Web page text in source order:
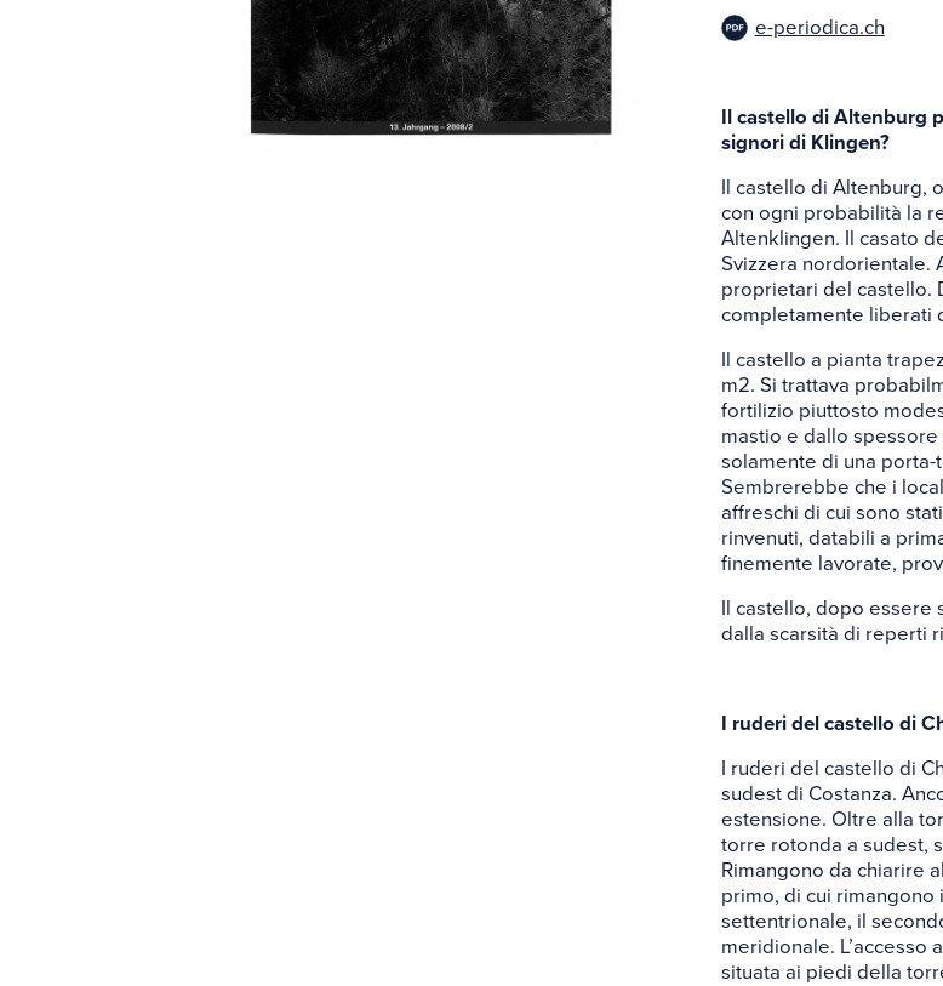
e-periodica.ch
Il castello di Altenburg
signori di Klingen?
Il castello di Altenburg,
con ogni probabilità la
Altenklingen. Il casato
Svizzera nordorientale.
proprietari del castello.
completamente liberati
Il castello a pianta
m2. Si trattava
fortilizio piuttosto
mastio e dallo
solamente di una
Sembrerebbe che i
affreschi di cui sono
rinvenuti, databili a
finemente lavorate,
Il castello, dopo essere
dalla scarsità di reperti
I ruderi del castello di
I ruderi del castello di
sudest di Costanza.
estensione. Oltre alla
torre rotonda a sudest,
Rimangono da chiarire
primo, di cui rimangono
settentrionale, il
meridionale. L’accesso
situata ai piedi della